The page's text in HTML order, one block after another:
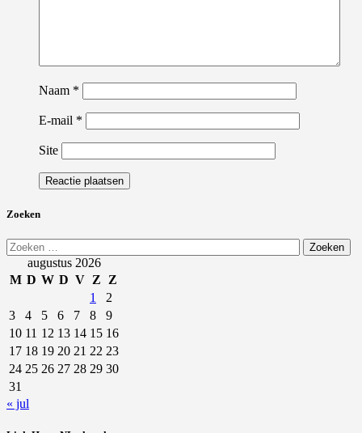
Naam *
E-mail *
Site
Zoeken
Zoeken
naar:augustus 2026
M D W D V Z
Z
1
2
3
4 5 6 7 8
9
10 11 12 13 14 15 16
17 18 19 20 21 22 23
24 25 26 27 28 29 30
31
« jul